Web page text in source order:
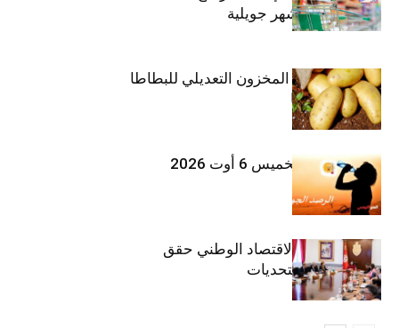
التضخم خلال شهر جويلية
وزارة الفلاحة : المخزون التعديلي للبطاطا
بلغ 12392 طنا
طقس اليوم الخميس 6 أوت 2026
وزيرة المالية: الاقتصاد الوطني حقق
مكاسب رغم التحديات